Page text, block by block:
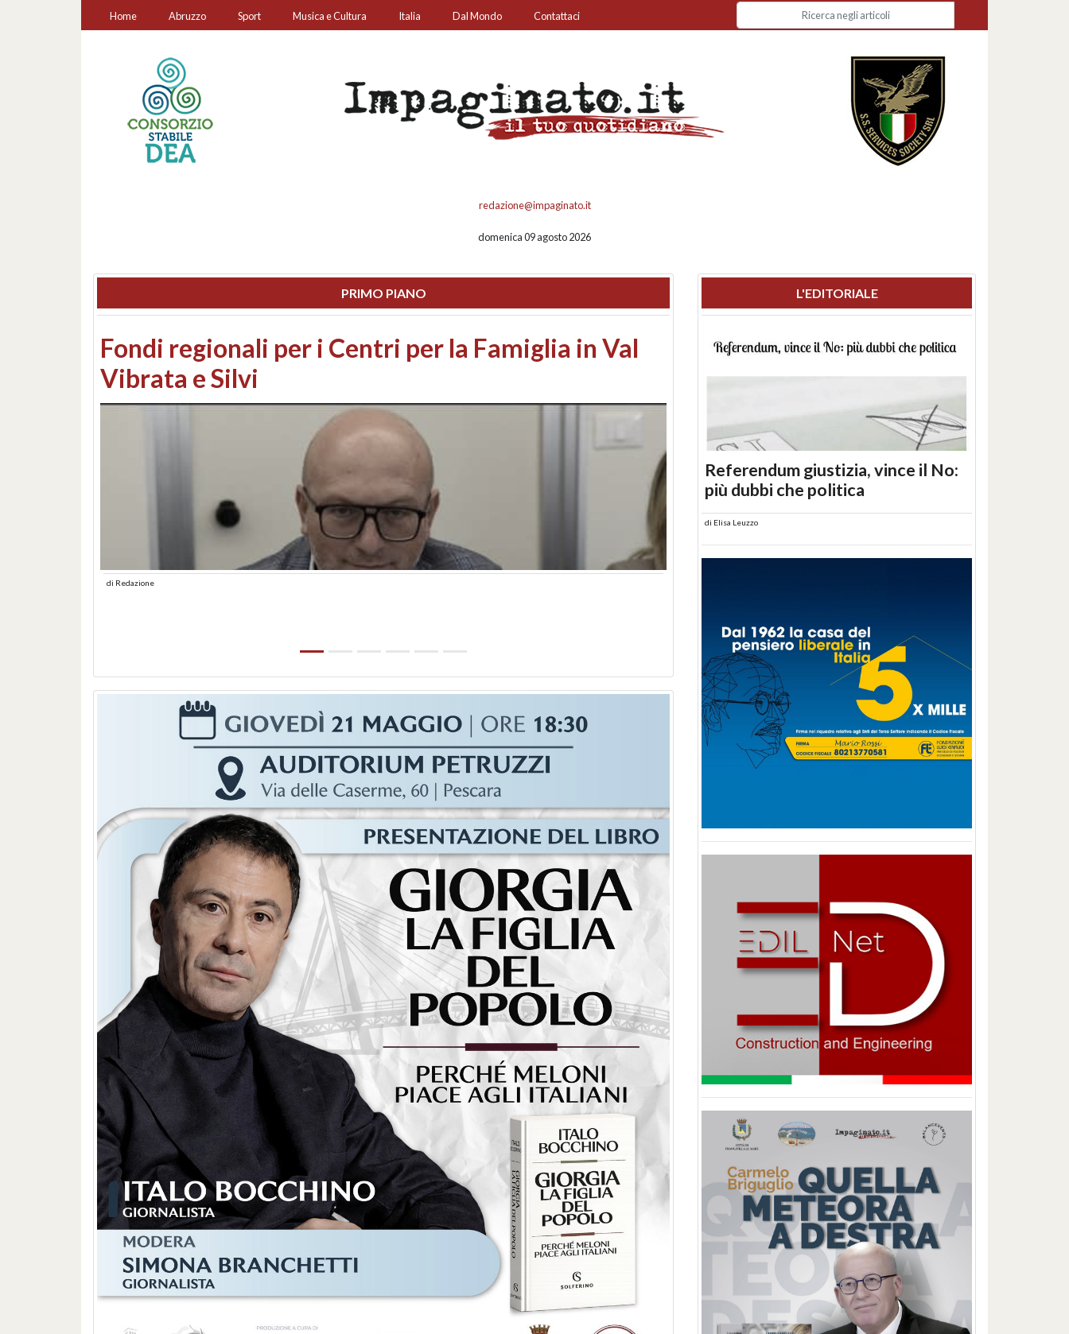
Home Abruzzo Sport Musica e Cultura Italia Dal Mondo Contattaci
redazione@impaginato.it
domenica 09 agosto 2026
PRIMO PIANO
Montesilvano, sequestrato un chiosco sul
lungomare: contestati abusi edilizi e occupazione
abusiva
L'EDITORIALE
Referendum giustizia, vince il No:
più dubbi che politica
di Elisa Leuzzo